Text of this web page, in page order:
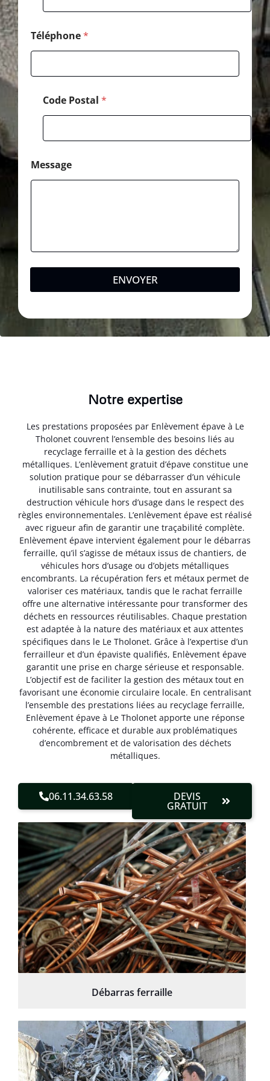
P
o
s
a
Téléphone*
Code Postal *
Message
ENVOYER
Notre expertise
Les prestations proposées par Enlèvement épave à Le
Tholonet couvrent l’ensemble des besoins liés au
recyclage ferraille et à la gestion des déchets
métalliques. L’enlèvement gratuit d’épave constitue une
solution pratique pour se débarrasser d’un véhicule
inutilisable sans contrainte, tout en assurant sa
destruction véhicule hors d’usage dans le respect des
règles environnementales. L’enlèvement épave est réalisé
avec rigueur afin de garantir une traçabilité complète.
Enlèvement épave intervient également pour le débarras
ferraille, qu’il s’agisse de métaux issus de chantiers, de
véhicules hors d’usage ou d’objets métalliques
encombrants. La récupération fers et métaux permet de
valoriser ces matériaux, tandis que le rachat ferraille
offre une alternative intéressante pour transformer des
déchets en ressources réutilisables. Chaque prestation
est adaptée à la nature des matériaux et aux attentes
spécifiques dans le Le Tholonet. Grâce à l’expertise d’un
ferrailleur et d’un épaviste qualifiés, Enlèvement épave
garantit une prise en charge sérieuse et responsable.
L’objectif est de faciliter la gestion des métaux tout en
favorisant une économie circulaire locale. En centralisant
l’ensemble des prestations liées au recyclage ferraille,
Enlèvement épave à Le Tholonet apporte une réponse
cohérente, efficace et durable aux problématiques
d’encombrement et de valorisation des déchets
métalliques.
06.11.34.63.58 DEVIS
GRATUIT
Débarras ferraille